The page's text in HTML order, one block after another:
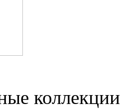
коллекции